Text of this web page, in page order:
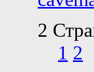
2
1 2